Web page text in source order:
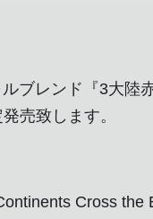
ブレンド『3大陸
売致します。
Cross the